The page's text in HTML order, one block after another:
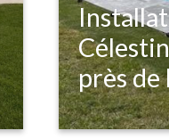
près de
Envie